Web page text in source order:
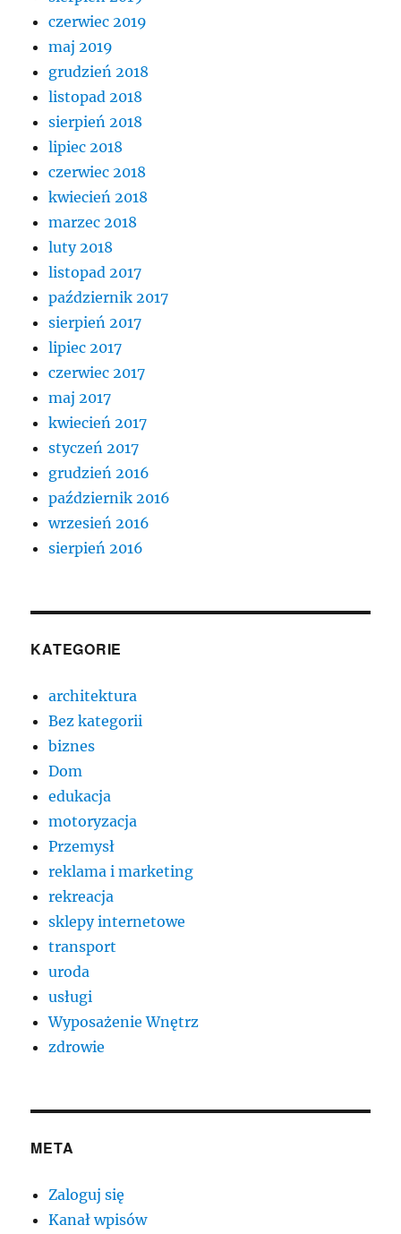
czerwiec 2019
maj 2019
grudzień 2018
listopad 2018
sierpień 2018
lipiec 2018
czerwiec 2018
kwiecień 2018
marzec 2018
luty 2018
listopad 2017
październik 2017
sierpień 2017
lipiec 2017
czerwiec 2017
maj 2017
kwiecień 2017
styczeń 2017
grudzień 2016
październik 2016
wrzesień 2016
sierpień 2016
KATEGORIE
architektura
Bez kategorii
biznes
Dom
edukacja
motoryzacja
Przemysł
reklama i marketing
rekreacja
sklepy internetowe
transport
uroda
usługi
Wyposażenie Wnętrz
zdrowie
META
Zaloguj się
Kanał wpisów